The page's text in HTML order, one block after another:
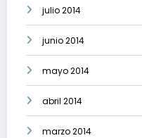
julio 2014
junio 2014
mayo 2014
abril 2014
marzo 2014